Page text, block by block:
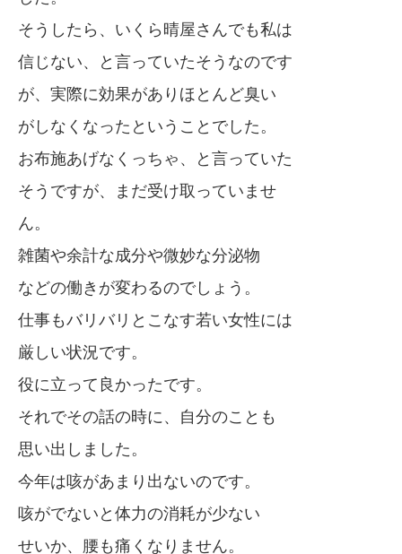
そうしたら、いくら晴屋さんでも私は
信じない、と言っていたそうなのです
が、実際に効果がありほとんど臭い
がしなくなったということでした。
お布施あげなくっちゃ、と言っていた
そうですが、まだ受け取っていませ
ん。
雑菌や余計な成分や微妙な分泌物
などの働きが変わるのでしょう。
仕事もバリバリとこなす若い女性には
厳しい状況です。
役に立って良かったです。
それでその話の時に、自分のことも
思い出しました。
今年は咳があまり出ないのです。
咳がでないと体力の消耗が少ない
せいか、腰も痛くなりません。